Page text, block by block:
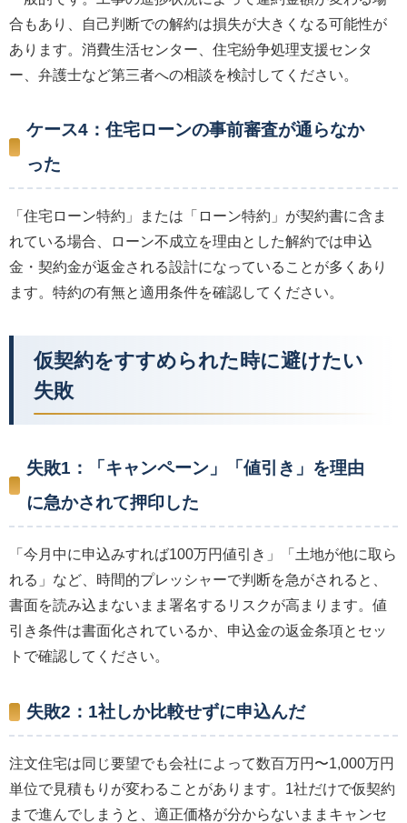
合もあり、自己判断での解約は損失が大きくなる可能性が
あります。消費生活センター、住宅紛争処理支援センタ
ー、弁護士など第三者への相談を検討してください。
ケース4：住宅ローンの事前審査が通らなか
った
「住宅ローン特約」または「ローン特約」が契約書に含ま
れている場合、ローン不成立を理由とした解約では申込
金・契約金が返金される設計になっていることが多くあり
ます。特約の有無と適用条件を確認してください。
仮契約をすすめられた時に避けたい
失敗
失敗1：「キャンペーン」「値引き」を理由
に急かされて押印した
「今月中に申込みすれば100万円値引き」「土地が他に取ら
れる」など、時間的プレッシャーで判断を急がされると、
書面を読み込まないまま署名するリスクが高まります。値
引き条件は書面化されているか、申込金の返金条項とセッ
トで確認してください。
失敗2：1社しか比較せずに申込んだ
注文住宅は同じ要望でも会社によって数百万円〜1,000万円
単位で見積もりが変わることがあります。1社だけで仮契約
まで進んでしまうと、適正価格が分からないままキャンセ